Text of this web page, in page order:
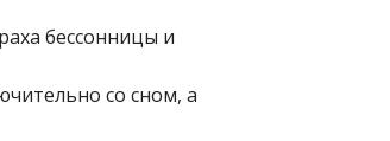
бессонницы и
со сном, а